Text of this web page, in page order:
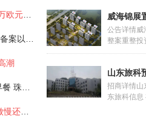
潮
功，顺利引
务人财产价
13日作出（
号民事裁定
置业投资发
鲁0702破1
是和信律师
威海锦展
公告详情威
整案重整投
（2023）
作出（
事裁定书，
集团有限公
山东旅科
招商详情山
东旅科信息